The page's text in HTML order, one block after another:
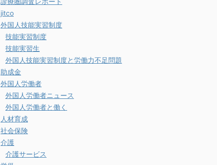
jitco
外国人技能実習制度
技能実習制度
技能実習生
外国人技能実習制度と労働力不足問題
助成金
外国人労働者
外国人労働者ニュース
外国人労働者と働く
人材育成
社会保険
介護
介護サービス